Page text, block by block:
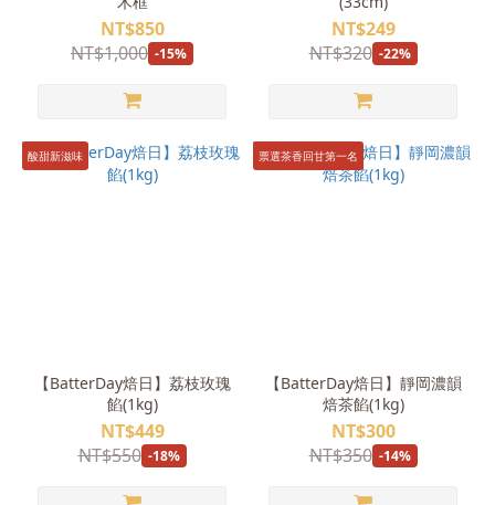
NT$850
NT$1,000 -15%
NT$249
NT$320 -22%
酸甜新滋味
【BatterDay焙日】荔枝玫瑰
餡(1kg)
NT$449
NT$550 -18%
票選茶香回甘第一名
【BatterDay焙日】靜岡濃韻
焙茶餡(1kg)
NT$300
NT$350 -14%